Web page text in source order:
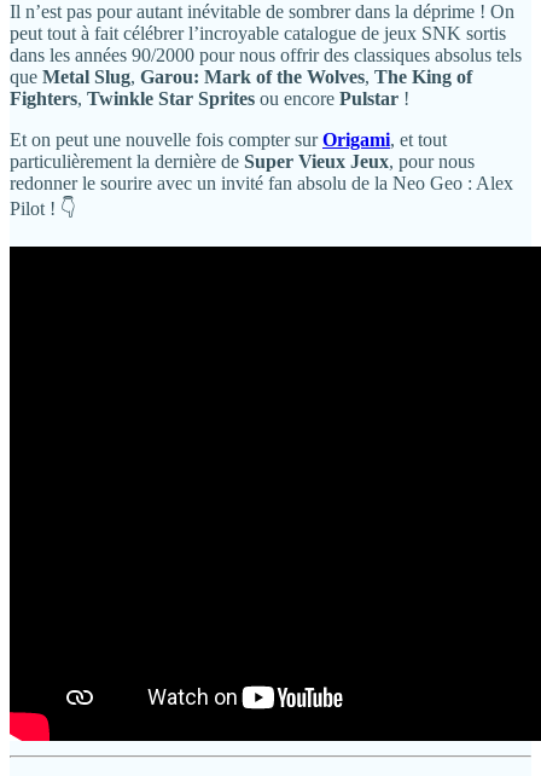
Il n’est pas pour autant inévitable de sombrer dans la déprime ! On
peut tout à fait célébrer l’incroyable catalogue de jeux SNK sortis
dans les années 90/2000 pour nous offrir des classiques absolus tels
que Metal Slug, Garou: Mark of the Wolves, The King of
Fighters, Twinkle Star Sprites ou encore Pulstar !
Et on peut une nouvelle fois compter surOrigami, et tout
particulièrement la dernière de Super Vieux Jeux, pour nous
redonner le sourire avec un invité fan absolu de la Neo Geo : Alex
Pilot ! 👇